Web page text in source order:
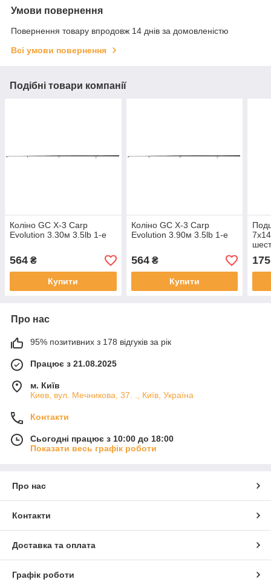
Умови повернення
Повернення товару впродовж 14 днів за домовленістю
Всі умови повернення
Подібні товари компанії
Коліно GC X-3 Carp
Evolution 3.30м 3.5lb 1-е
564 ₴
Купити
Коліно GC X-3 Carp
Evolution 3.90м 3.5lb 1-е
564₴
Купити
175
Про нас
95% позитивних з 178 відгуків за рік
Працює з 21.08.2025
м. Київ
Киев, вул. Мечникова, 37. ., Київ, Україна
Контакти
Сьогодні працює з 10:00 до 18:00
Показати весь графік роботи
Про нас
Контакти
Доставка та оплата
Графік роботи